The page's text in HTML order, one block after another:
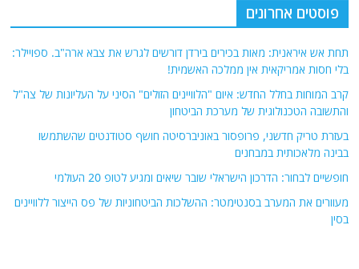
פוסטים אחרונים
תחת אש איראנית: מאות בכירים בירדן דורשים לגרש את צבא ארה"ב. ספויילר: